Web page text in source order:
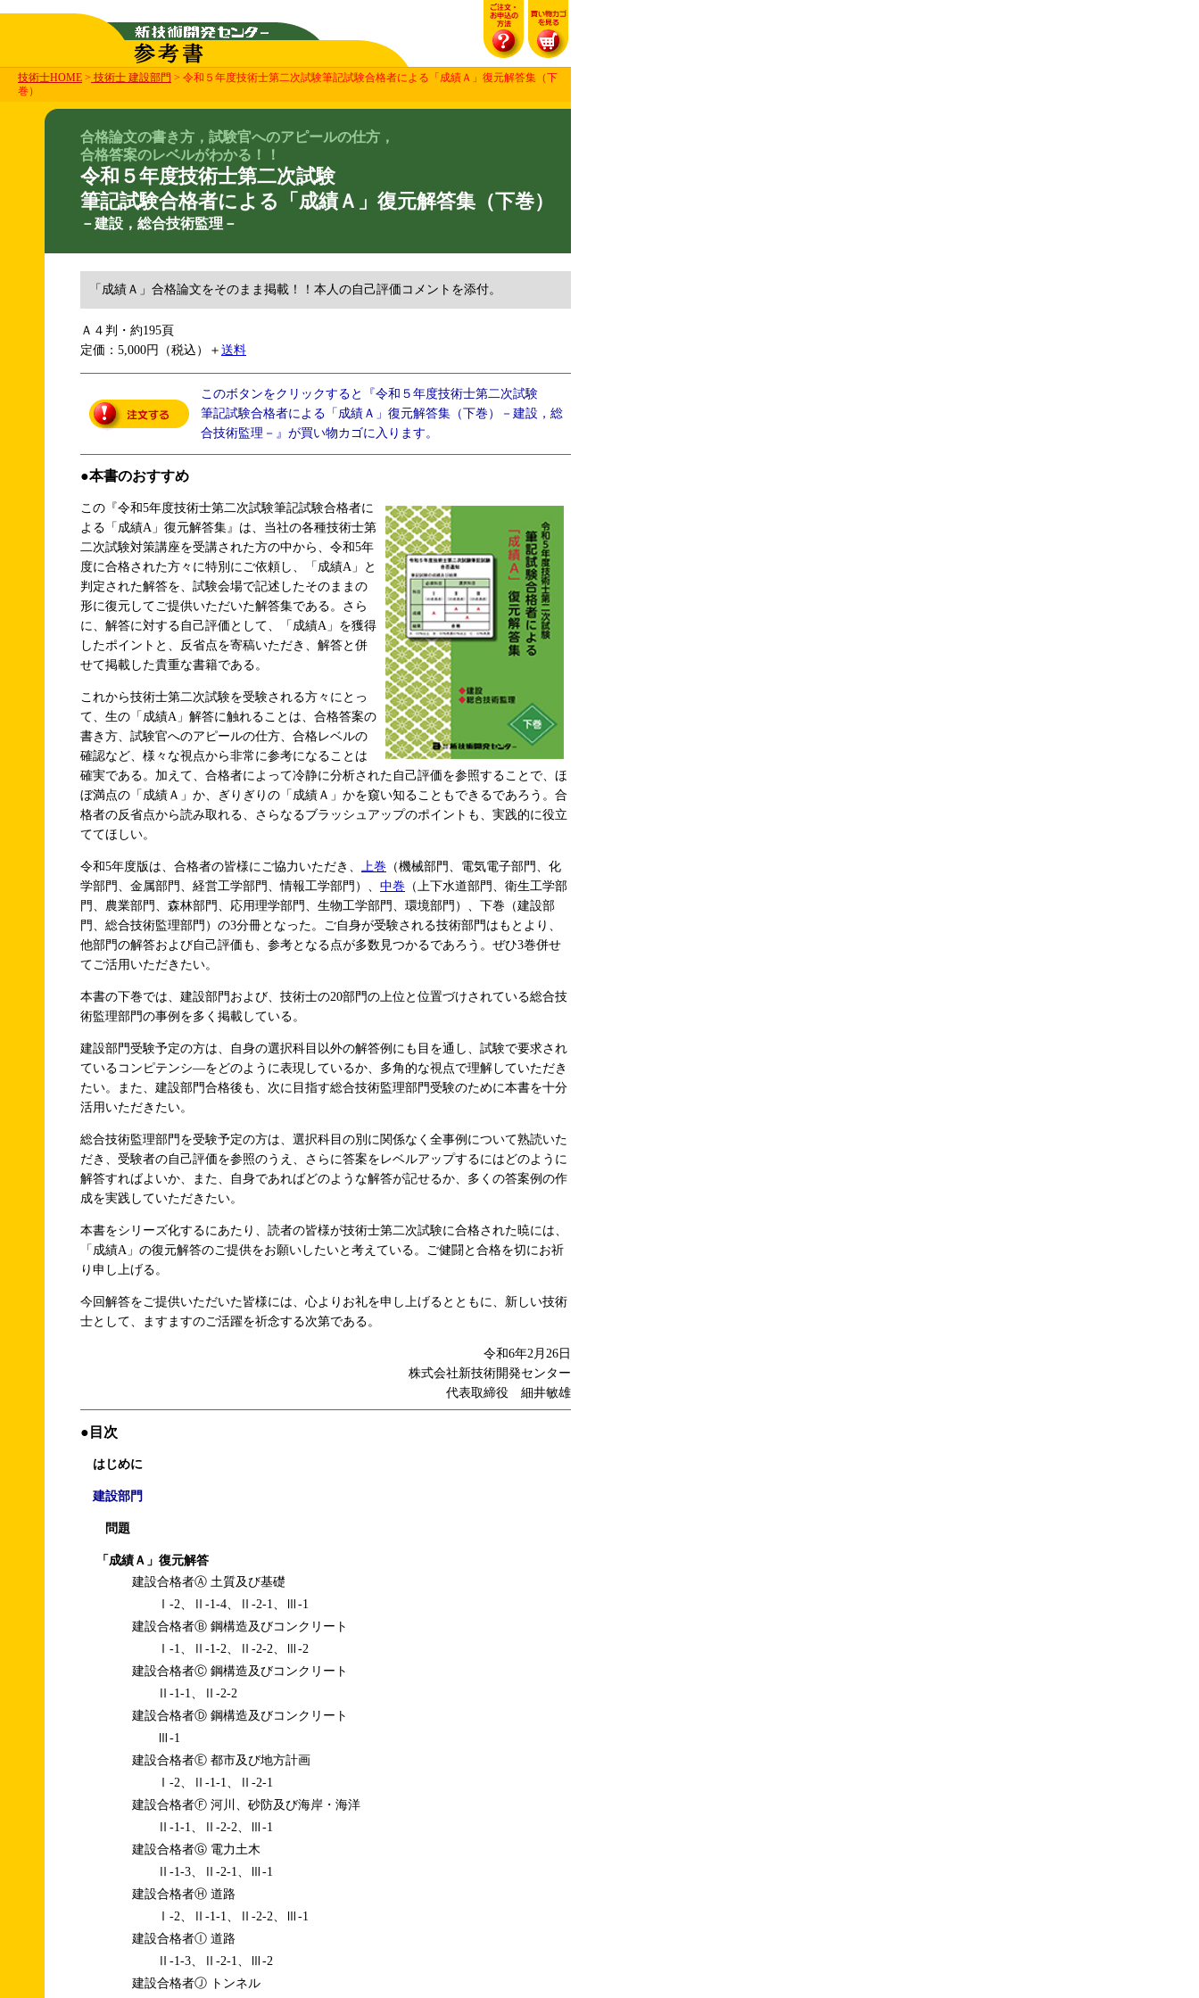
技術士HOME > 技術士 建設部門 > 令和５年度技術士第二次試験筆記試験合格者による「成績Ａ」復元解答集（下
巻）
合格論文の書き方，試験官へのアピールの仕方，
合格答案のレベルがわかる！！
令和５年度技術士第二次試験
筆記試験合格者による「成績Ａ」復元解答集（下巻）
－建設，総合技術監理－
「成績Ａ」合格論文をそのまま掲載！！本人の自己評価コメントを添付。
Ａ４判・約195頁
定価：5,000円（税込）＋ 送料
このボタンをクリックすると『令和５年度技術士第二次試験
筆記試験合格者による「成績Ａ」復元解答集（下巻）－建設，総
合技術監理－』が買い物カゴに入ります。
●本書のおすすめ
この『令和5年度技術士第二次試験筆記試験合格者に
よる「成績A」復元解答集』は、当社の各種技術士第
二次試験対策講座を受講された方の中から、令和5年
度に合格された方々に特別にご依頼し、「成績A」と
判定された解答を、試験会場で記述したそのままの
形に復元してご提供いただいた解答集である。さら
に、解答に対する自己評価として、「成績A」を獲得
したポイントと、反省点を寄稿いただき、解答と併
せて掲載した貴重な書籍である。
これから技術士第二次試験を受験される方々にとっ
て、生の「成績A」解答に触れることは、合格答案の
書き方、試験官へのアピールの仕方、合格レベルの
確認など、様々な視点から非常に参考になることは
確実である。加えて、合格者によって冷静に分析された自己評価を参照することで、ほ
ぼ満点の「成績Ａ」か、ぎりぎりの「成績Ａ」かを窺い知ることもできるであろう。合
格者の反省点から読み取れる、さらなるブラッシュアップのポイントも、実践的に役立
ててほしい。
令和5年度版は、合格者の皆様にご協力いただき、 上巻 （機械部門、電気電子部門、化
学部門、金属部門、経営工学部門、情報工学部門）、 中巻 （上下水道部門、衛生工学部
門、農業部門、森林部門、応用理学部門、生物工学部門、環境部門）、下巻（建設部
門、総合技術監理部門）の3分冊となった。ご自身が受験される技術部門はもとより、
他部門の解答および自己評価も、参考となる点が多数見つかるであろう。ぜひ3巻併せ
てご活用いただきたい。
本書の下巻では、建設部門および、技術士の20部門の上位と位置づけされている総合技
術監理部門の事例を多く掲載している。
建設部門受験予定の方は、自身の選択科目以外の解答例にも目を通し、試験で要求され
ているコンピテンシ―をどのように表現しているか、多角的な視点で理解していただき
たい。また、建設部門合格後も、次に目指す総合技術監理部門受験のために本書を十分
活用いただきたい。
総合技術監理部門を受験予定の方は、選択科目の別に関係なく全事例について熟読いた
だき、受験者の自己評価を参照のうえ、さらに答案をレベルアップするにはどのように
解答すればよいか、また、自身であればどのような解答が記せるか、多くの答案例の作
成を実践していただきたい。
本書をシリーズ化するにあたり、読者の皆様が技術士第二次試験に合格された暁には、
「成績A」の復元解答のご提供をお願いしたいと考えている。ご健闘と合格を切にお祈
り申し上げる。
今回解答をご提供いただいた皆様には、心よりお礼を申し上げるとともに、新しい技術
士として、ますますのご活躍を祈念する次第である。
令和6年2月26日
株式会社新技術開発センター
代表取締役 細井敏雄
●目次
はじめに
建設部門
問題
「成績Ａ」復元解答
建設合格者Ⓐ 土質及び基礎
Ⅰ-2、Ⅱ-1-4、Ⅱ-2-1、Ⅲ-1
建設合格者Ⓑ 鋼構造及びコンクリート
Ⅰ-1、Ⅱ-1-2、Ⅱ-2-2、Ⅲ-2
建設合格者Ⓒ 鋼構造及びコンクリート
Ⅱ-1-1、Ⅱ-2-2
建設合格者Ⓓ 鋼構造及びコンクリート
Ⅲ-1
建設合格者Ⓔ 都市及び地方計画
Ⅰ-2、Ⅱ-1-1、Ⅱ-2-1
建設合格者Ⓕ 河川、砂防及び海岸・海洋
Ⅱ-1-1、Ⅱ-2-2、Ⅲ-1
建設合格者Ⓖ 電力土木
Ⅱ-1-3、Ⅱ-2-1、Ⅲ-1
建設合格者Ⓗ 道路
Ⅰ-2、Ⅱ-1-1、Ⅱ-2-2、Ⅲ-1
建設合格者Ⓘ 道路
Ⅱ-1-3、Ⅱ-2-1、Ⅲ-2
建設合格者Ⓙ トンネル